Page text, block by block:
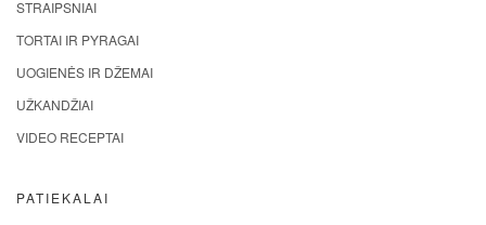
STRAIPSNIAI
TORTAI IR PYRAGAI
UOGIENĖS IR DŽEMAI
UŽKANDŽIAI
VIDEO RECEPTAI
PATIEKALAI